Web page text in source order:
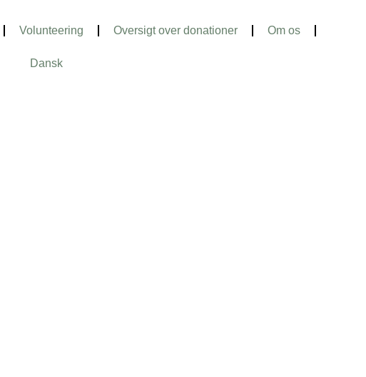
Volunteering Oversigt over donationer Om os
Dansk